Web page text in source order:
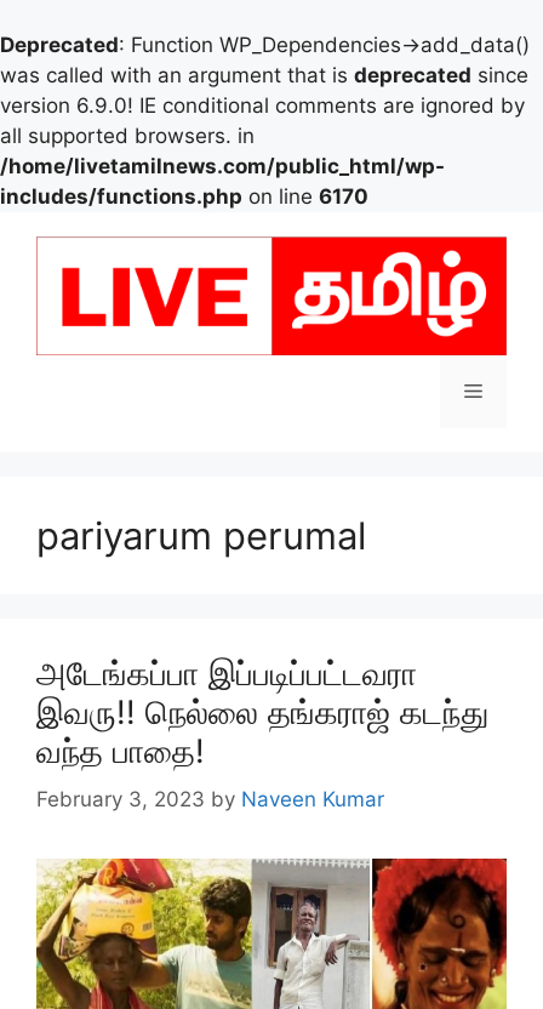
Deprecated: Function WP_Dependencies->add_data()
was called with an argument that is deprecated since
version 6.9.0! IE conditional comments are ignored by
all supported browsers. in
/home/livetamilnews.com/public_html/wp-
includes/functions.php on line 6170
Menu
pariyarum perumal
அடேங்கப்பா இப்படிப்பட்டவரா
இவரு!! நெல்லை தங்கராஜ் கடந்து
வந்த பாதை!
February 3, 2023 by Naveen Kumar